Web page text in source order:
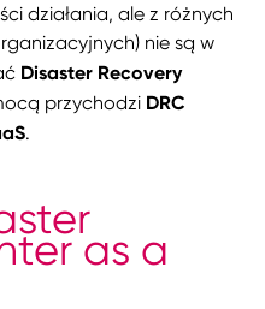
działania, ale z różnych
nie są w
Disaster Recovery
przychodzi DRC
.
as a